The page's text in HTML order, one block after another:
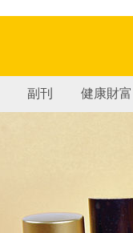
副刊 健康財富